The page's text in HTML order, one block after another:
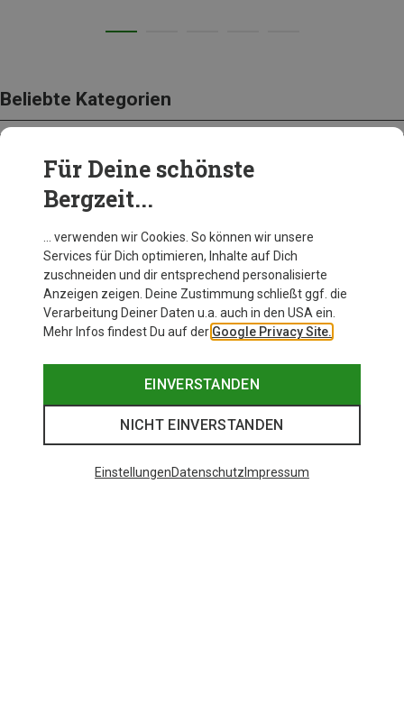
Beliebte Kategorien
BEKLEIDUNG
Für Deine schönste
Bergzeit...
… verwenden wir Cookies. So können wir unsere
Services für Dich optimieren, Inhalte auf Dich
zuschneiden und dir entsprechend personalisierte
Anzeigen zeigen. Deine Zustimmung schließt ggf. die
Verarbeitung Deiner Daten u.a. auch in den USA ein.
Mehr Infos findest Du auf der Google Privacy Site.
EINVERSTANDEN
NICHT EINVERSTANDEN
EinstellungenDatenschutz Impressum